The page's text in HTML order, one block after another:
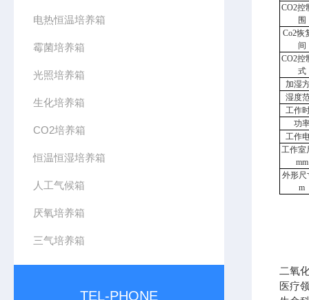
电热恒温培养箱
霉菌培养箱
光照培养箱
生化培养箱
CO2培养箱
恒温恒湿培养箱
人工气候箱
厌氧培养箱
三气培养箱
TEL-PHONE
CO2控
围
Co2恢
间
CO2控
式
加湿
湿度
工作
功
工作
工作室
mm
外形尺
m
二氧
医疗